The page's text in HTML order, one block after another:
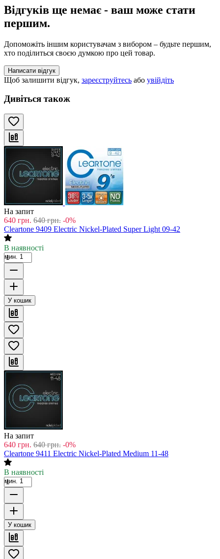
Відгуків ще немає - ваш може стати
першим.
Допоможіть іншим користувачам з вибором – будьте першим,
хто поділиться своєю думкою про цей товар.
Написати відгук
Щоб залишити відгук, зареєструйтесь або увійдіть
Дивіться також
На запит
640 грн. 640 грн. -0%
Cleartone 9409 Electric Nickel-Plated Super Light 09-42
В наявності
мин. 1
У кошик
На запит
640 грн. 640 грн. -0%
Cleartone 9411 Electric Nickel-Plated Medium 11-48
В наявності
мин. 1
У кошик